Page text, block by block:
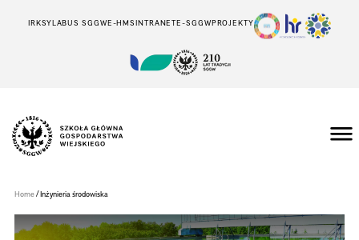
IRKSYLABUS SGGWE-HMSINTRANETE-SGGWPROJEKTY
Wiejskiego
Warszawie
Home/Inżynieria środowiska